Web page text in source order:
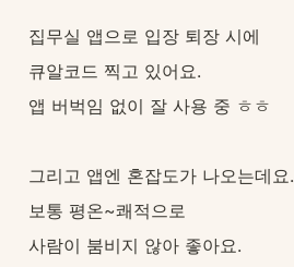
집무실 앱으로 입장 퇴장 시에
큐알코드 찍고 있어요.
앱 버벅임 없이 잘 사용 중 ㅎㅎ
그리고 앱엔 혼잡도가 나오는데요.
보통 평온~쾌적으로
사람이 붐비지 않아 좋아요.